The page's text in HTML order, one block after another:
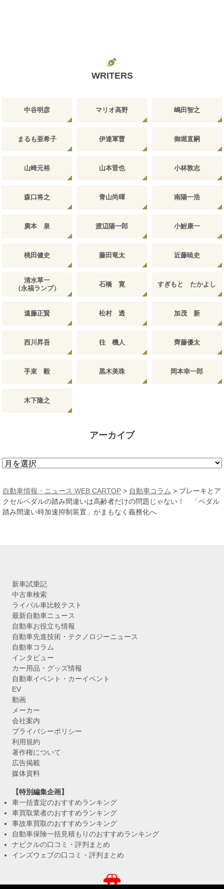
WRITERS
中谷明彦 マリオ高野 嶋田智之
まるも亜希子 伊達軍曹 御堀直嗣
山崎元裕 山本晋也 小林敦志
森口将之 青山尚暉 南陽一浩
廣本 泉 渡辺陽一郎 小鮒康一
桃田健史 藤田竜太 近藤暁史
清水草一
（永福ランプ）
石橋 寛 すぎもと たかよし
遠藤正賢 松村 透 加茂 新
西川昇吾 往 機人 齊藤優太
手束 毅 黒木美珠 岡本幸一郎
木下隆之
アーカイブ
ア
カ
イ
ブ
自動車情報・ニュース WEB CARTOP > 自動車コラム > ブレーキとア
クセルペダルの踏み間違いは高齢者だけの問題じゃない！ 「ペダル
踏み間違い時加速抑制装置」がまもなく義務化へ
新車試乗記
中古車検索
ライバル車比較テスト
最新自動車ニュース
自動車お役立ち情報
自動車先進技術・テクノロジーニュース
自動車コラム
インタビュー
カー用品・グッズ情報
自動車イベント・カーイベント
EV
動画
メーカー
会社案内
プライバシーポリシー
利用規約
著作権について
広告掲載
媒体資料
【特別編集企画】
車一括査定のおすすめランキング
車買取業者のおすすめランキング
事故車買取のおすすめランキング
自動車保険一括見積もりのおすすめランキング
ナビクルの口コミ・評判まとめ
インズウェブの口コミ・評判まとめ